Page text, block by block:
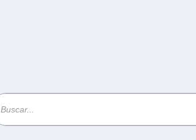
XEROX 013R00657 TAMBOR NEGRO ALTO -